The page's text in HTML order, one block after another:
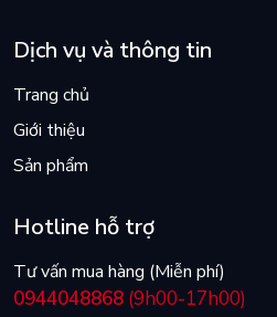
Dịch vụ và thông tin
Trang chủ
Giới thiệu
Sản phẩm
Hotline hỗ trợ
Tư vấn mua hàng (Miễn phí)
0944048868 (9h00-17h00)